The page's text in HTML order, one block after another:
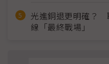
光進銅退更明確？
線「最終戰場」